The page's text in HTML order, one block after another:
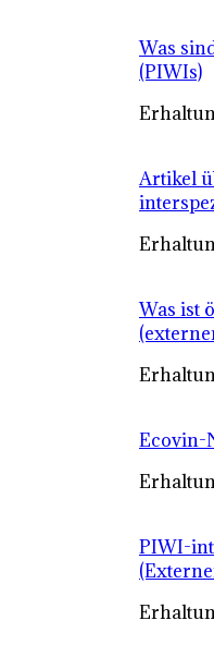
Was
(PIWIs)
Artikel
Was ist
Ecovin-
PIWI-